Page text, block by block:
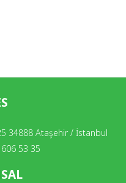
34888 Ataşehir / İstanbul
53 35